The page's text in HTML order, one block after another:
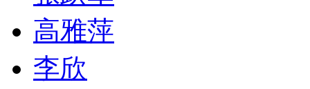
高雅萍
李欣